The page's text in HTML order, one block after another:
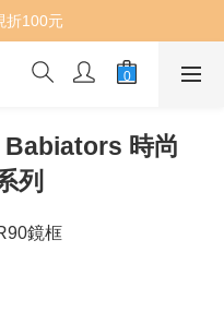
折100元
Babiators 時尚
列
鏡框